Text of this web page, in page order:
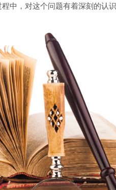
中，对这个问题有着深刻的认识